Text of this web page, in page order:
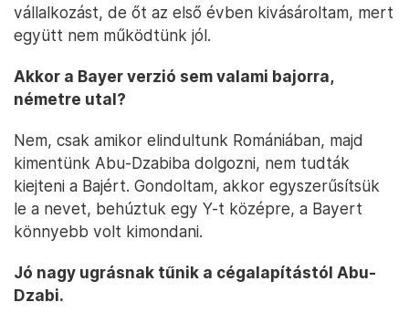
vállalkozást, de őt az első évben kivásároltam, mert
együtt nem működtünk jól.
Akkor a Bayer verzió sem valami bajorra,
németre utal?
Nem, csak amikor elindultunk Romániában, majd
kimentünk Abu-Dzabiba dolgozni, nem tudták
kiejteni a Bajért. Gondoltam, akkor egyszerűsítsük
le a nevet, behúztuk egy Y-t középre, a Bayert
könnyebb volt kimondani.
Jó nagy ugrásnak tűnik a cégalapítástól Abu-
Dzabi.